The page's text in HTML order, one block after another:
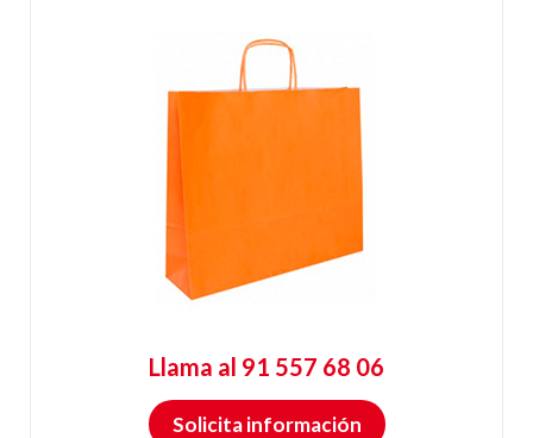
Llama al 91 557 68 06
Solicita información